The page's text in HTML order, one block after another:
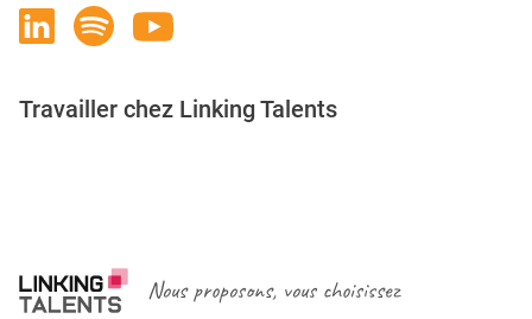
Travailler chez Linking Talents
Nous proposons, vous choisissez